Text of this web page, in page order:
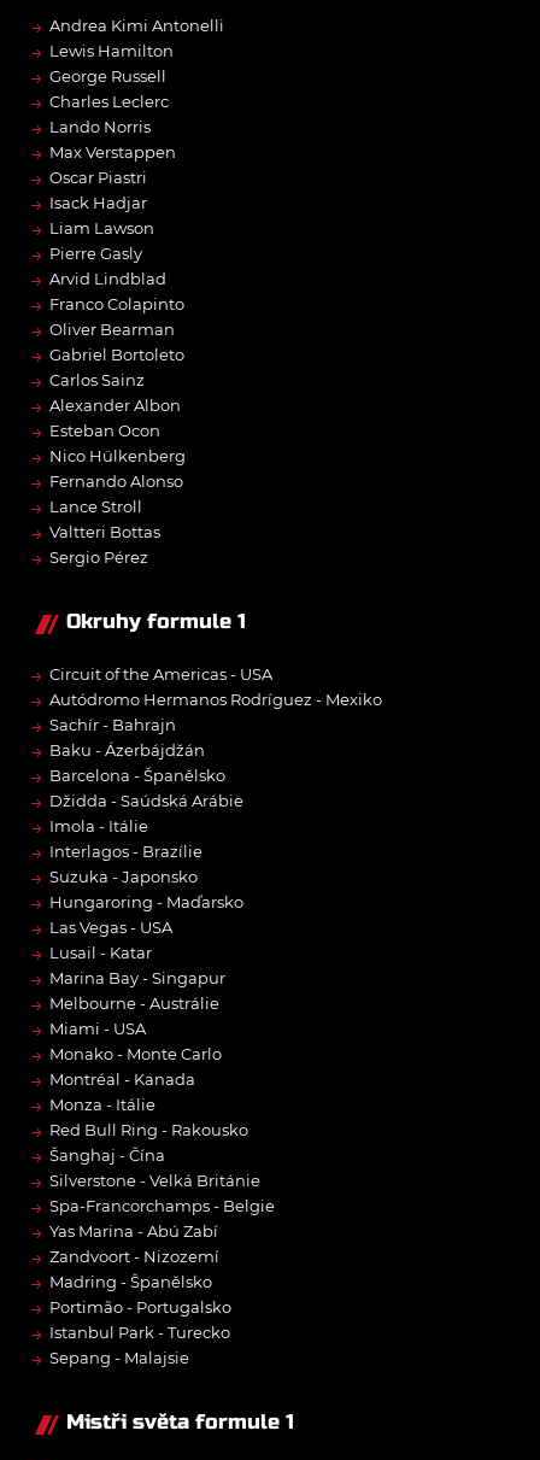
→ Andrea Kimi Antonelli
→ Lewis Hamilton
→ George Russell
→ Charles Leclerc
→ Lando Norris
→ Max Verstappen
→ Oscar Piastri
→ Isack Hadjar
→ Liam Lawson
→ Pierre Gasly
→ Arvid Lindblad
→ Franco Colapinto
→ Oliver Bearman
→ Gabriel Bortoleto
→ Carlos Sainz
→ Alexander Albon
→ Esteban Ocon
→ Nico Hülkenberg
→ Fernando Alonso
→ Lance Stroll
→ Valtteri Bottas
→ Sergio Pérez
Okruhy formule 1
→ Circuit of the Americas - USA
→ Autódromo Hermanos Rodríguez - Mexiko
→ Sachír - Bahrajn
→ Baku - Ázerbájdžán
→ Barcelona - Španělsko
→ Džidda - Saúdská Arábie
→ Imola - Itálie
→ Interlagos - Brazílie
→ Suzuka - Japonsko
→ Hungaroring - Maďarsko
→ Las Vegas - USA
→ Lusail - Katar
→ Marina Bay - Singapur
→ Melbourne - Austrálie
→ Miami - USA
→ Monako - Monte Carlo
→ Montréal - Kanada
→ Monza - Itálie
→ Red Bull Ring - Rakousko
→ Šanghaj - Čína
→ Silverstone - Velká Británie
→ Spa-Francorchamps - Belgie
→ Yas Marina - Abú Zabí
→ Zandvoort - Nizozemí
→ Madring - Španělsko
→ Portimão - Portugalsko
→ Istanbul Park - Turecko
→ Sepang - Malajsie
Mistři světa formule 1